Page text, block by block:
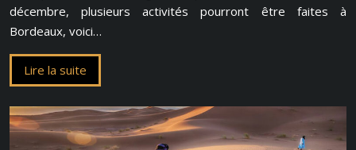
décembre, plusieurs activités pourront être faites à
Bordeaux, voici…
Lire la suite